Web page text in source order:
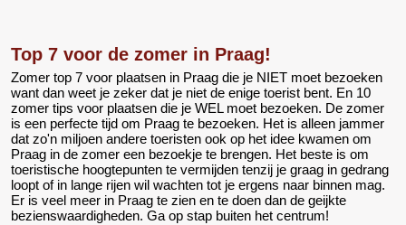
Top 7 voor de zomer in Praag!
Zomer top 7 voor plaatsen in Praag die je NIET moet bezoeken
want dan weet je zeker dat je niet de enige toerist bent. En 10
zomer tips voor plaatsen die je WEL moet bezoeken. De zomer
is een perfecte tijd om Praag te bezoeken. Het is alleen jammer
dat zo'n miljoen andere toeristen ook op het idee kwamen om
Praag in de zomer een bezoekje te brengen. Het beste is om
toeristische hoogtepunten te vermijden tenzij je graag in gedrang
loopt of in lange rijen wil wachten tot je ergens naar binnen mag.
Er is veel meer in Praag te zien en te doen dan de geijkte
bezienswaardigheden. Ga op stap buiten het centrum!